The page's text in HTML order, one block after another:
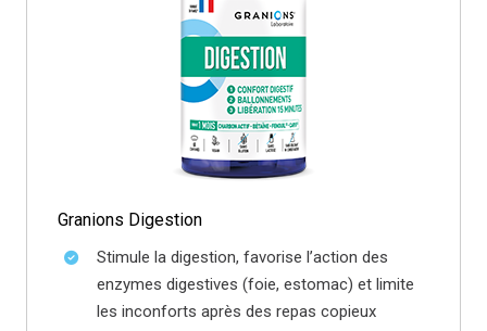
Granions Digestion
Stimule la digestion, favorise l’action des
enzymes digestives (foie, estomac) et limite
les inconforts après des repas copieux